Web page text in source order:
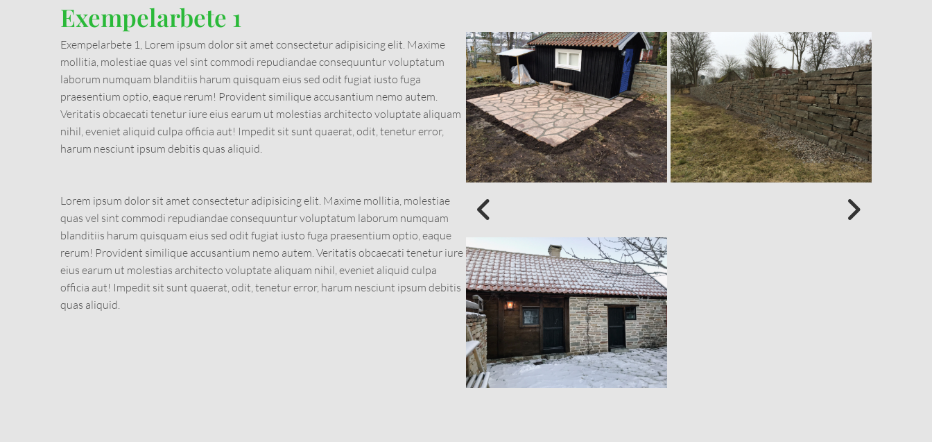
Exempelarbete 1
Exempelarbete 1, Lorem ipsum dolor sit amet consectetur adipisicing elit. Maxime
mollitia, molestiae quas vel sint commodi repudiandae consequuntur voluptatum
laborum numquam blanditiis harum quisquam eius sed odit fugiat iusto fuga
praesentium optio, eaque rerum! Provident similique accusantium nemo autem.
Veritatis obcaecati tenetur iure eius earum ut molestias architecto voluptate aliquam
nihil, eveniet aliquid culpa officia aut! Impedit sit sunt quaerat, odit, tenetur error,
harum nesciunt ipsum debitis quas aliquid.
Lorem ipsum dolor sit amet consectetur adipisicing elit. Maxime mollitia, molestiae
quas vel sint commodi repudiandae consequuntur voluptatum laborum numquam
blanditiis harum quisquam eius sed odit fugiat iusto fuga praesentium optio, eaque
rerum! Provident similique accusantium nemo autem. Veritatis obcaecati tenetur iure
eius earum ut molestias architecto voluptate aliquam nihil, eveniet aliquid culpa
officia aut! Impedit sit sunt quaerat, odit, tenetur error, harum nesciunt ipsum debitis
quas aliquid.